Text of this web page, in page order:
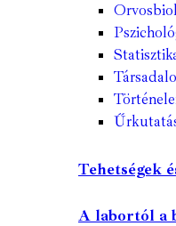
Tehetségek
A labortól a